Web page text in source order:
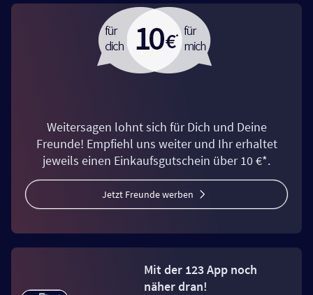
Weitersagen lohnt sich für Dich und Deine
Freunde! Empfiehl uns weiter und Ihr erhaltet
jeweils einen Einkaufsgutschein über 10 €*.
Jetzt Freunde werben
Mit der 123 App noch
näher dran!